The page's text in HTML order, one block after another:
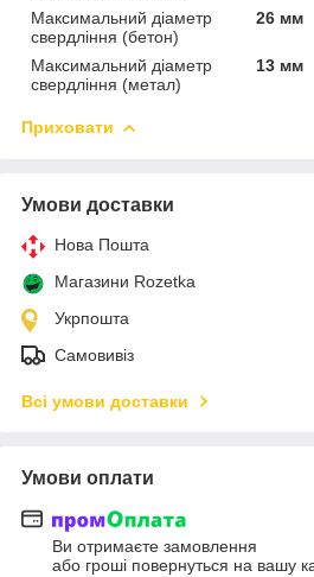
Максимальний діаметр
свердління (бетон)
26 мм
Максимальний діаметр
свердління (метал)
13 мм
Приховати
Умови доставки
Нова Пошта
Магазини Rozetka
Укрпошта
Самовивіз
Всі умови доставки
Умови оплати
Ви отримаєте замовлення
або гроші повернуться на вашу